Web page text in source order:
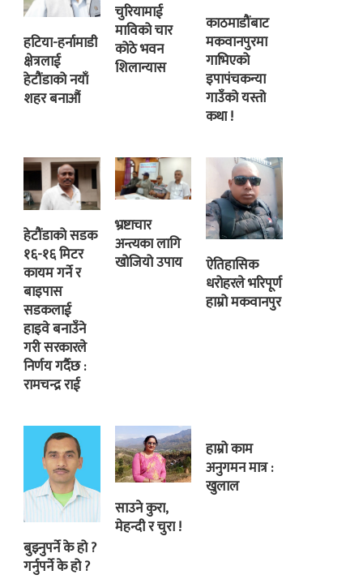
हटिया-हर्नामाडी
क्षेत्रलाई
हेटौंडाको नयाँ
शहर बनाऔं
चुरियामाई
माविको चार
कोठे भवन
शिलान्यास
काठमाडौंबाट
मकवानपुरमा
गाभिएको
इपापंचकन्या
गाउँको यस्तो
कथा !
हेटौंडाको सडक
१६-१६ मिटर
कायम गर्ने र
बाइपास
सडकलाई
हाइवे बनाउँने
गरी सरकारले
निर्णय गर्दैछ :
रामचन्द्र राई
भ्रष्टाचार
अन्त्यका लागि
खोजियो उपाय
ऐतिहासिक
धरोहरले भरिपूर्ण
हाम्रो मकवानपुर
बुझ्नुपर्ने के हो ?
गर्नुपर्ने के हो ?
साउने कुरा,
मेहन्दी र चुरा !
हाम्रो काम
अनुगमन मात्र :
खुलाल